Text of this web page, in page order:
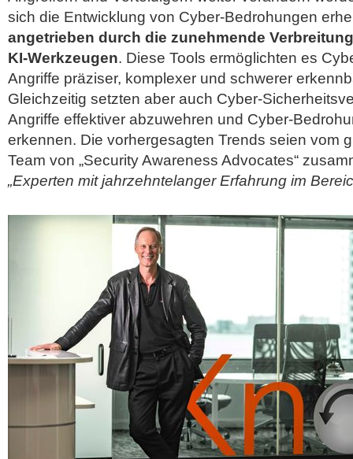
sich die Entwicklung von Cyber-Bedrohungen
angetrieben durch die zunehmende
KI-Werkzeugen. Diese Tools ermöglichten es
Angriffe präziser, komplexer und schwerer
Gleichzeitig setzten aber auch Cyber-
Angriffe effektiver abzuwehren und Cyber-
erkennen. Die vorhergesagten Trends seien vom
Team von „Security Awareness Advocates“
„Experten mit jahrzehntelanger Erfahrung im